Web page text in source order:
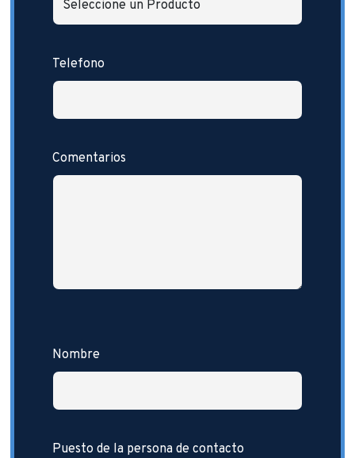
Telefono
Comentarios
Nombre
Puesto de la persona de contacto